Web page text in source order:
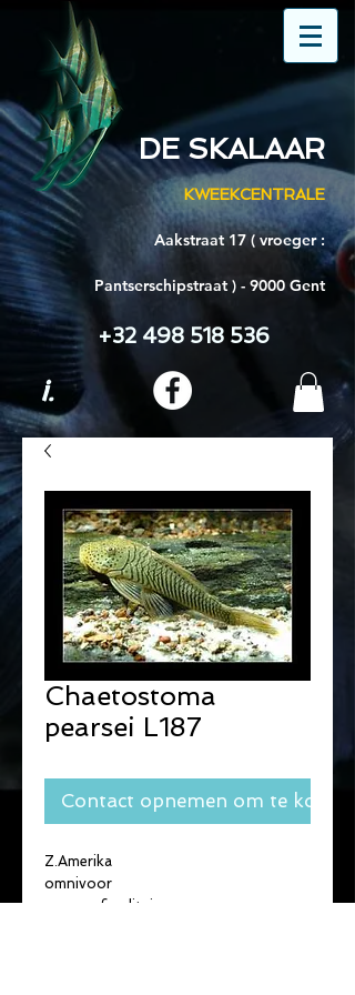
DE SKALAAR
KWEEKCENTRALE
Aakstraat 17 ( vroeger :
Pantserschipstraat ) - 9000 Gent
+32 498 518 536
i.
Chaetostoma
pearsei L187
Contact opnemen om te kopen
Z.Amerika
omnivoor
groep of solitair